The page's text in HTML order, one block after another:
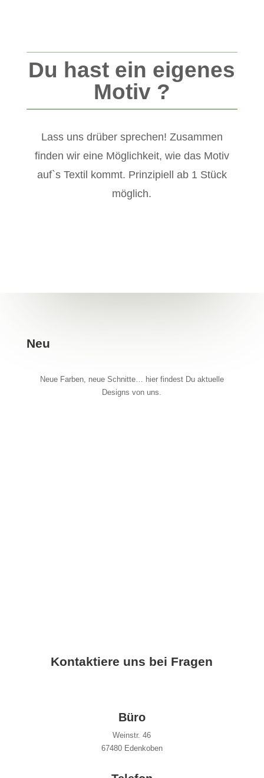
Du hast ein eigenes
Motiv ?
Lass uns drüber sprechen! Zusammen
finden wir eine Möglichkeit, wie das Motiv
auf`s Textil kommt. Prinzipiell ab 1 Stück
möglich.
Neu
Neue Farben, neue Schnitte… hier findest Du aktuelle
Designs von uns.
Kontaktiere uns bei Fragen
Büro
Weinstr. 46
67480 Edenkoben